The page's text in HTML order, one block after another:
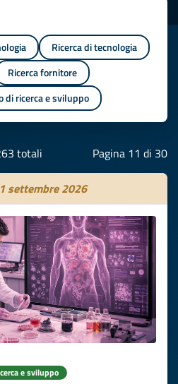
Ricerca di tecnologia
Ricerca fornitore
di ricerca e sviluppo
totali Pagina 11 di 30
settembre 2026
e sviluppo